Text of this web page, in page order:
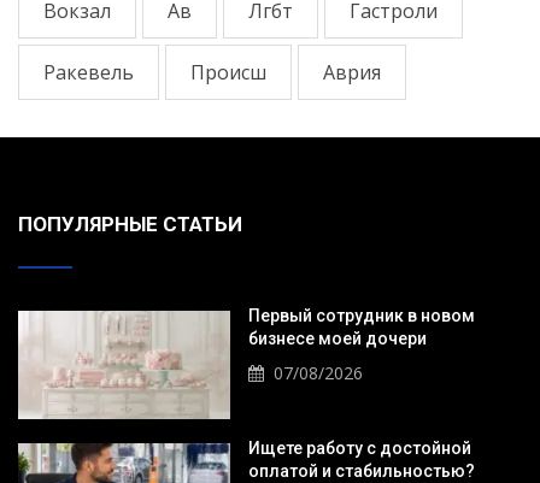
Вокзал Ав Лгбт Гастроли
Ракевель Происш Аврия
ПОПУЛЯРНЫЕ СТАТЬИ
Первый сотрудник в новом
бизнесе моей дочери
07/08/2026
Ищете работу с достойной
оплатой и стабильностью?